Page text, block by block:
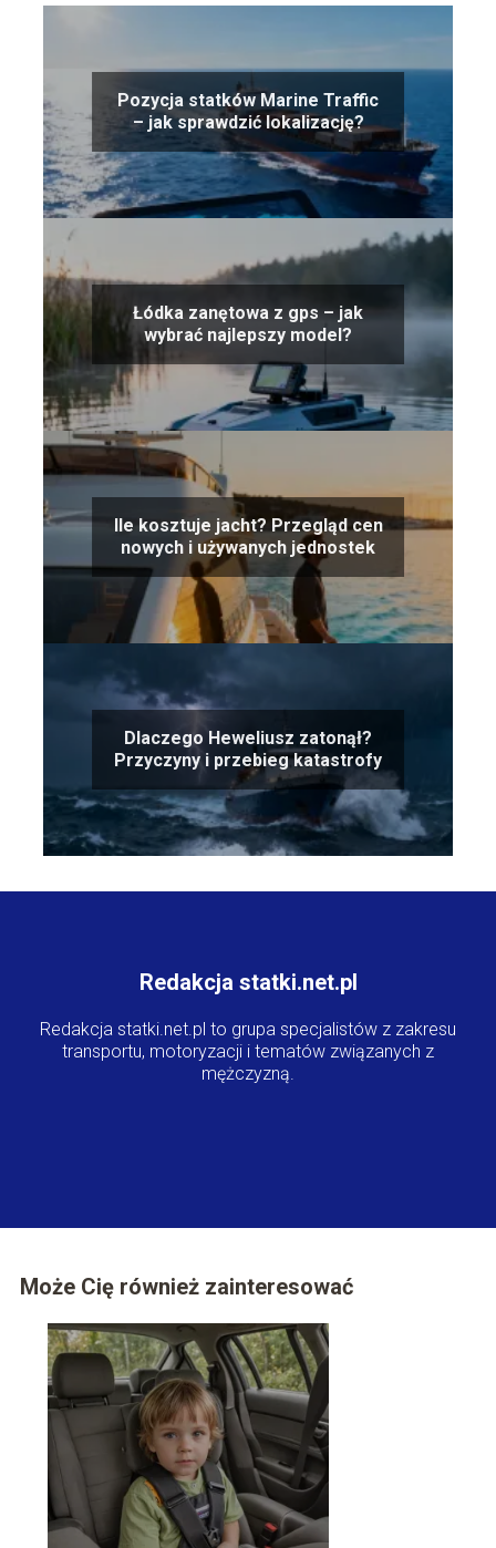
Pozycja statków Marine Traffic
– jak sprawdzić lokalizację?
Łódka zanętowa z gps – jak
wybrać najlepszy model?
Ile kosztuje jacht? Przegląd cen
nowych i używanych jednostek
Dlaczego Heweliusz zatonął?
Przyczyny i przebieg katastrofy
Redakcja statki.net.pl
Redakcja statki.net.pl to grupa specjalistów z zakresu
transportu, motoryzacji i tematów związanych z
mężczyzną.
Może Cię również zainteresować